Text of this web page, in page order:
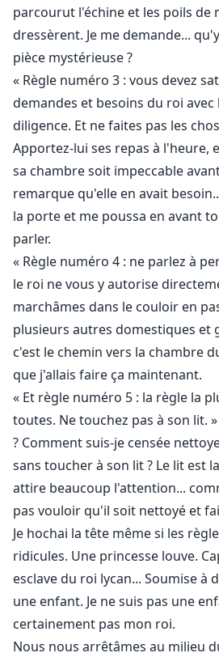
parcourut l'échine et les poils de
dressèrent. Je me demande...
pièce mystérieuse ?
« Règle numéro 3 : vous devez
demandes et besoins du roi
diligence. Et ne faites pas les
Apportez-lui ses repas à l'heure,
sa chambre soit impeccable
remarque qu'elle en avait
la porte et me poussa en avant
parler.
« Règle numéro 4 : ne parlez à
le roi ne vous y autorise
marchâmes dans le couloir en
plusieurs autres domestiques et
c'est le chemin vers la chambre
que j'allais faire ça maintenant.
« Et règle numéro 5 : la règle la
toutes. Ne touchez pas à son lit.
? Comment suis-je censée
sans toucher à son lit ? Le lit est
attire beaucoup l'attention...
pas vouloir qu'il soit nettoyé et
Je hochai la tête même si les
ridicules. Une princesse louve.
esclave du roi lycan... Soumise à
une enfant. Je ne suis pas une
certainement pas mon roi.
Nous nous arrêtâmes au milieu